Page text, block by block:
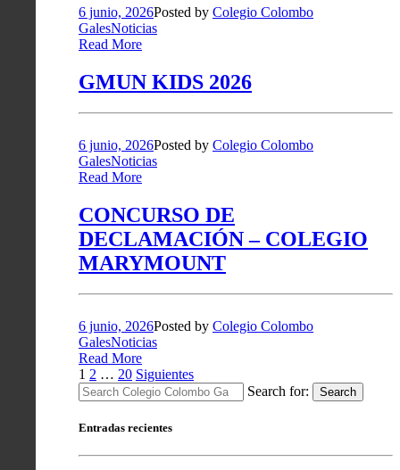
6 junio, 2026Posted by Colegio Colombo
GalesNoticias
Read More
GMUN KIDS 2026
6 junio, 2026Posted by Colegio Colombo
GalesNoticias
Read More
CONCURSO DE
DECLAMACIÓN – COLEGIO
MARYMOUNT
6 junio, 2026Posted by Colegio Colombo
GalesNoticias
Read More
Paginación
de
entradas
1 2 … 20 Siguientes
Search for:
Search
Entradas recientes